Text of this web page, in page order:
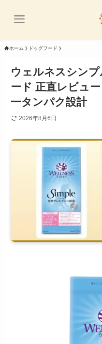
ホーム ドッグフード
ウェルネスシン
ード 正直レビュ
一タンパク設計
2026年8月6日